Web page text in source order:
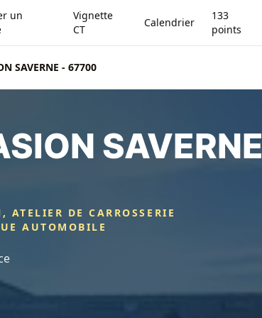
un
Vignette
CT
Calendrier
133
points
SAVERNE - 67700
SAVERNE
ATELIER DE CARROSSERIE
AUTOMOBILE